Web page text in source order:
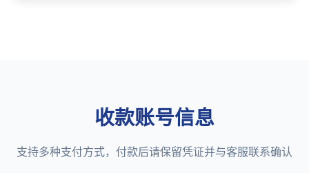
收款账号信息
支持多种支付方式，付款后请保留凭证并与客服联系确认